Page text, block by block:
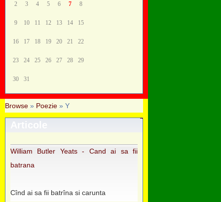
2 3 4 5 6 7 8
9 10 11 12 13 14 15
16 17 18 19 20 21 22
23 24 25 26 27 28 29
30 31
Browse » Poezie » Y
Articole
William Butler Yeats - Cand ai sa fii
batrana
Cînd ai sa fii batrîna si carunta